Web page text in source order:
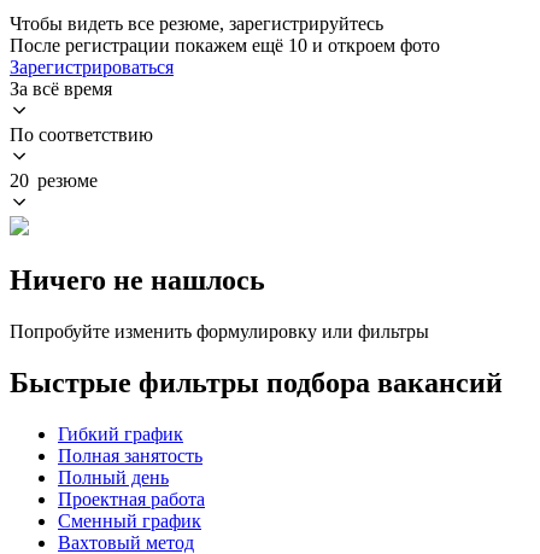
Чтобы видеть все резюме, зарегистрируйтесь
После регистрации покажем ещё 10 и откроем фото
Зарегистрироваться
За всё время
По соответствию
20 резюме
Ничего не нашлось
Попробуйте изменить формулировку или фильтры
Быстрые фильтры подбора вакансий
Гибкий график
Полная занятость
Полный день
Проектная работа
Сменный график
Вахтовый метод